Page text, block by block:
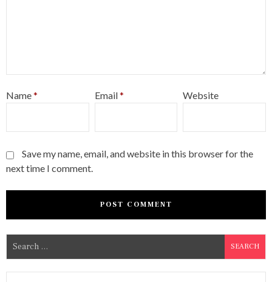
Name* Email* Website
Save my name, email, and website in this browser for the
next time I comment.
e
a